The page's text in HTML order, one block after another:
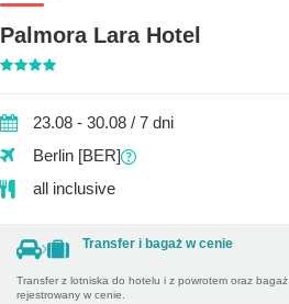
Palmora Lara Hotel
23.08 - 30.08 / 7 dni
Berlin [BER]
all inclusive
Transfer i bagaż w cenie
Transfer z lotniska do hotelu i z powrotem oraz bagaż
rejestrowany w cenie.